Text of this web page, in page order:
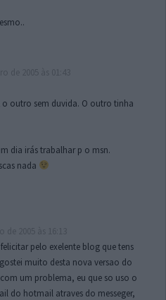
o outro sem duvida. O outro tinha
dia irás trabalhar p o msn.
nada
pelo exelente blog que tens
muito desta nova versao do
um problema, eu que so uso o
do hotmail atraves do messeger,